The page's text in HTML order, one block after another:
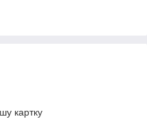
картку